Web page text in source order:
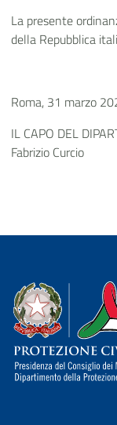
La presente
della Repubblica
Roma, 31 marzo
IL CAPO DEL
Fabrizio Curcio
Dipartimento